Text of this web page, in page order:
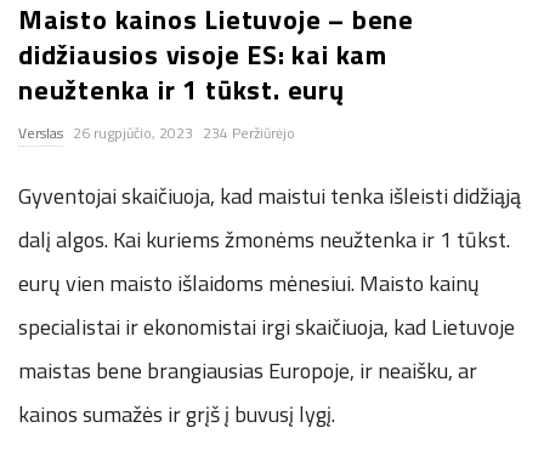
n
.
n
e
t
Maisto kainos Lietuvoje – bene
didžiausios visoje ES: kai kam
neužtenka ir 1 tūkst. eurų
Verslas 26 rugpjūčio, 2023 234 Peržiūrėjo
Gyventojai skaičiuoja, kad maistui tenka išleisti didžiąją
dalį algos. Kai kuriems žmonėms neužtenka ir 1 tūkst.
eurų vien maisto išlaidoms mėnesiui. Maisto kainų
specialistai ir ekonomistai irgi skaičiuoja, kad Lietuvoje
maistas bene brangiausias Europoje, ir neaišku, ar
kainos sumažės ir grįš į buvusį lygį.